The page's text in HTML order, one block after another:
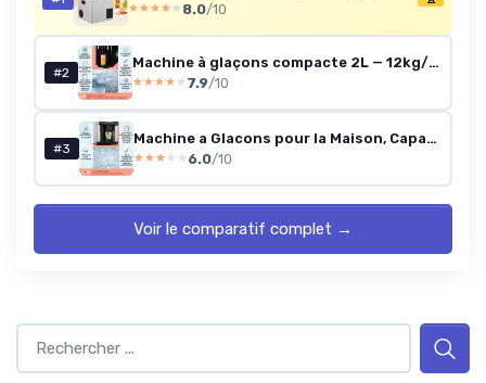
★★★★★
★★★★★ 8.0/10
#2
Machine à glaçons compacte 2L — 12kg/jour (Noir)
★★★★★
★★★★★ 7.9/10
#3
Machine a Glacons pour la Maison, Capacité de 3L, Fabrique Rapidement Jusqu'à 15kg de Glacons, Machine à Glaçons de 3 Tailles en Forme de Balles, Ice Maker avec Alarme et Facile à Nettoyer Argent
★★★★★
★★★★★ 6.0/10
Voir le comparatif complet →